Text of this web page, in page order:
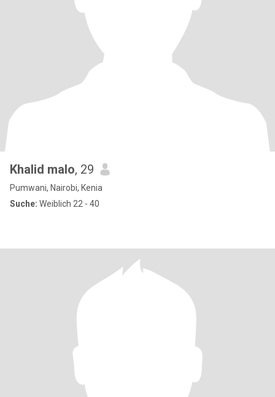
Khalid malo, 29
Pumwani, Nairobi, Kenia
Suche: Weiblich 22 - 40